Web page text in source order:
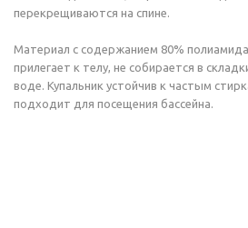
перекрещиваются на спине.
Материал с содержанием 80%
прилегает к телу, не собирается в
воде. Купальник устойчив к частым
подходит для посещения бассейна.